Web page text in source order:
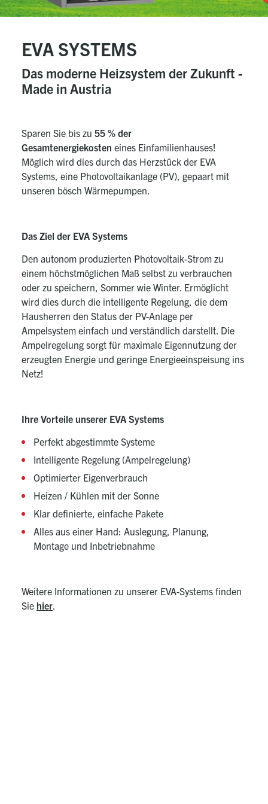
EVA SYSTEMS
Das moderne Heizsystem der Zukunft -
Made in Austria
Sparen Sie bis zu 55 % der
Gesamtenergiekosten eines Einfamilienhauses!
Möglich wird dies durch das Herzstück der EVA
Systems, eine Photovoltaikanlage (PV), gepaart mit
unseren bösch Wärmepumpen.
Das Ziel der EVA Systems
Den autonom produzierten Photovoltaik-Strom zu
einem höchstmöglichen Maß selbst zu verbrauchen
oder zu speichern, Sommer wie Winter. Ermöglicht
wird dies durch die intelligente Regelung, die dem
Hausherren den Status der PV-Anlage per
Ampelsystem einfach und verständlich darstellt. Die
Ampelregelung sorgt für maximale Eigennutzung der
erzeugten Energie und geringe Energieeinspeisung ins
Netz!
Ihre Vorteile unserer EVA Systems
Perfekt abgestimmte Systeme
Intelligente Regelung (Ampelregelung)
Optimierter Eigenverbrauch
Heizen / Kühlen mit der Sonne
Klar definierte, einfache Pakete
Alles aus einer Hand: Auslegung, Planung,
Montage und Inbetriebnahme
Weitere Informationen zu unserer EVA-Systems finden
Sie hier.